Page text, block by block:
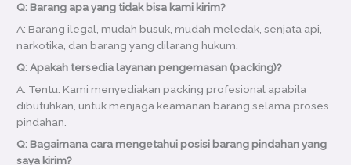
Q: Barang apa yang tidak bisa kami kirim?
A: Barang ilegal, mudah busuk, mudah meledak, senjata api,
narkotika, dan barang yang dilarang hukum.
Q: Apakah tersedia layanan pengemasan (packing)?
A: Tentu. Kami menyediakan packing profesional apabila
dibutuhkan, untuk menjaga keamanan barang selama proses
pindahan.
Q: Bagaimana cara mengetahui posisi barang pindahan yang
saya kirim?